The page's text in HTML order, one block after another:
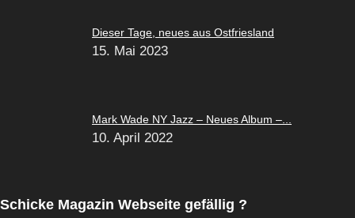
Dieser Tage, neues aus Ostfriesland
15. Mai 2023
Mark Wade NY Jazz – Neues Album –...
10. April 2022
Schicke Magazin Webseite gefällig ?